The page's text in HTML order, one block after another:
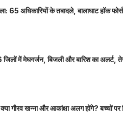
65 अधिकारियों के तबादले, बालाघाट हॉक
में मेघगर्जन, बिजली और बारिश का अलर्ट, तेज
क्या गौरव खन्ना और आकांक्षा अलग होंगे? बच्चों